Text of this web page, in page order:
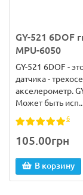
GY-521 6DOF
MPU-6050
GY-521 6DOF -
датчика -
акселерометр.
Может быть исп..
6
105.00грн
В корзину